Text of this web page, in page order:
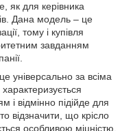
як для керівника
Дана модель – це
тому і купівля
завданням
універсально за всіма
відмінно підійде для
відзначити, що крісло
особливою міцністю,